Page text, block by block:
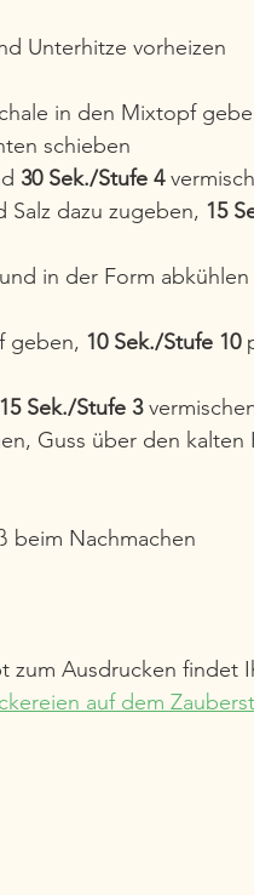
Unterhitze vorheizen
in den Mixtopf
schieben
30 Sek./Stufe 4
Salz dazu zugeben, 15
in der Form abkühlen
geben, 10 Sek./Stufe 10
15 Sek./Stufe 3
Guss über den
beim Nachmachen
zum Ausdrucken
auf dem